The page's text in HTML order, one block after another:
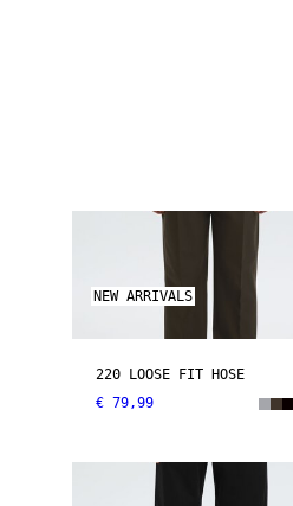
NEW ARRIVALS
220 LOOSE FIT HOSE
€ 79,99